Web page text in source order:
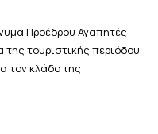
Προέδρου Αγαπητές
τουριστικής περιόδου
τον κλάδο της